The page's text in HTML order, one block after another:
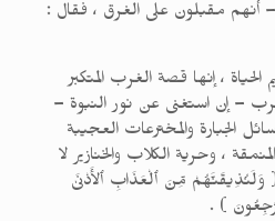
– أنهم مقبلون على الغرق ، فقال :
، إنها قصة الغرب المتكبر
– إن استغنى عن نور النبوة –
الجبارة والمخترعات العجيبة
، وحرية الكلاب والخنازير لا
مِّنَ ٱلْعَذَابِ ٱلأَدْنَىٰ
) .